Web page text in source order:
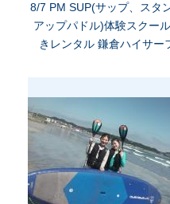
8/7 PM SUP(サップ、スタ
アップパドル)体験スクー
きレンタル 鎌倉ハイサー